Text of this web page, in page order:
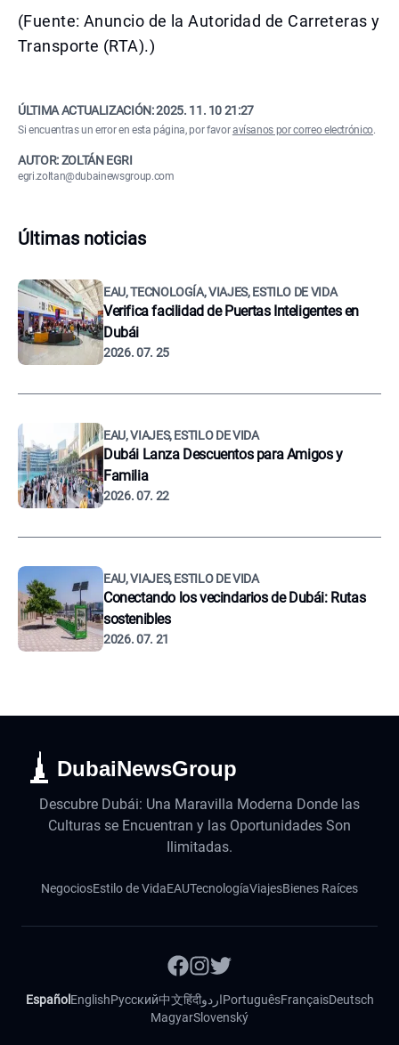
(Fuente: Anuncio de la Autoridad de Carreteras y
Transporte (RTA).)
ÚLTIMA ACTUALIZACIÓN:2025. 11. 10 21:27
Si encuentras un error en esta página, por favoravísanos por correo electrónico.
AUTOR: ZOLTÁN EGRI
egri.zoltan@dubainewsgroup.com
Últimas noticias
EAU, TECNOLOGÍA, VIAJES, ESTILO DE VIDA
Verifica facilidad de Puertas Inteligentes en
Dubái
2026. 07. 25
EAU, VIAJES, ESTILO DE VIDA
Dubái Lanza Descuentos para Amigos y
Familia
2026. 07. 22
EAU, VIAJES, ESTILO DE VIDA
Conectando los vecindarios de Dubái: Rutas
sostenibles
2026. 07. 21
DubaiNewsGroup
Descubre Dubái: Una Maravilla Moderna Donde las
Culturas se Encuentran y las Oportunidades Son
Ilimitadas.
NegociosEstilo de VidaEAUTecnologíaViajesBienes Raíces
Español EnglishРусский中文हिंदीاردوPortuguêsFrançaisDeutsch
MagyarSlovenský